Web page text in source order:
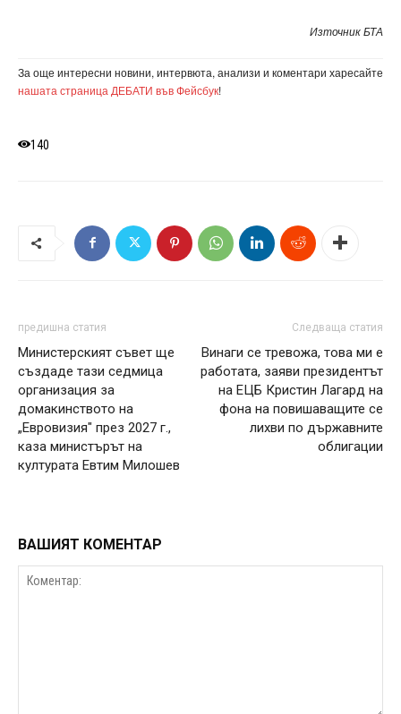
Източник БТА
За още интересни новини, интервюта, анализи и коментари харесайте
нашата страница ДЕБАТИ във Фейсбук!
140
предишна статия
Министерският съвет ще
създаде тази седмица
организация за
домакинството на
„Евровизия" през 2027 г.,
каза министърът на
културата Евтим Милошев
Следваща статия
Винаги се тревожа, това ми е
работата, заяви президентът
на ЕЦБ Кристин Лагард на
фона на повишаващите се
лихви по държавните
облигации
ВАШИЯТ КОМЕНТАР